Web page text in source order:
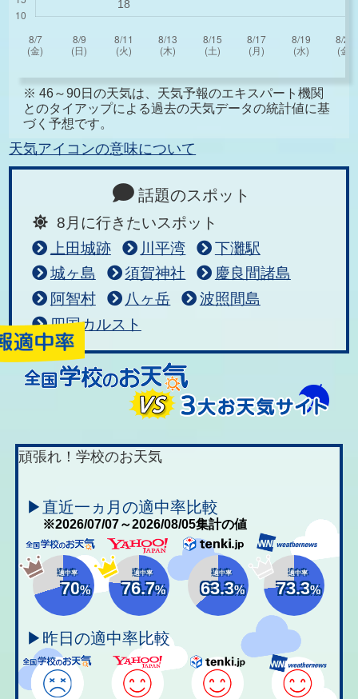
※ 46～90日の天気は、天気予報のエキスパート機関
とのタイアップによる過去の天気データの統計値に基
づく予想です。
天気アイコンの意味について
話題のスポット
8月に行きたいスポット
上田城跡
川平湾
下灘駅
城ヶ島
須賀神社
慶良間諸島
阿智村
八ヶ岳
波照間島
四国カルスト
頑張れ！学校のお天気
▶直近一ヵ月の適中率比較
※2026/07/07～2026/08/05集計の値
適中率
70%
適中率
76.7%
適中率
63.3%
適中率
73.3%
▶昨日の適中率比較